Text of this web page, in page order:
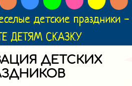
детские праздники -
ДЕТЯМ СКАЗКУ
ДЕТСКИХ